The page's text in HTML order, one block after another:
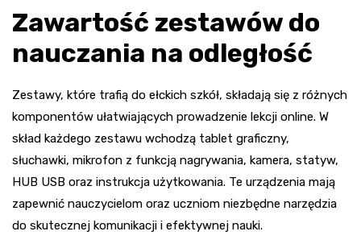
Zawartość zestawów do
nauczania na odległość
Zestawy, które trafią do ełckich szkół, składają się z różnych
komponentów ułatwiających prowadzenie lekcji online. W
skład każdego zestawu wchodzą tablet graficzny,
słuchawki, mikrofon z funkcją nagrywania, kamera, statyw,
HUB USB oraz instrukcja użytkowania. Te urządzenia mają
zapewnić nauczycielom oraz uczniom niezbędne narzędzia
do skutecznej komunikacji i efektywnej nauki.